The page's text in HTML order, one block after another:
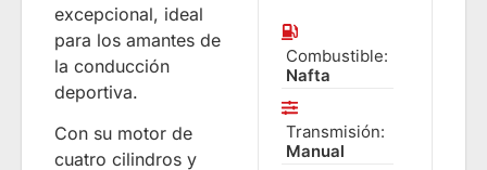
excepcional, ideal
para los amantes de
la conducción
deportiva.
Con su motor de
cuatro cilindros y
Combustible:
Nafta
Transmisión:
Manual